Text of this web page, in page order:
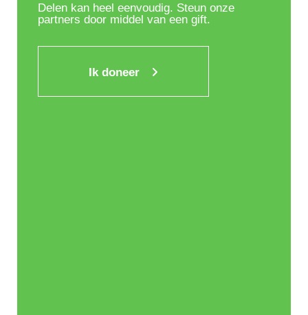
Delen kan heel eenvoudig. Steun onze
partners door middel van een gift.
Ik doneer